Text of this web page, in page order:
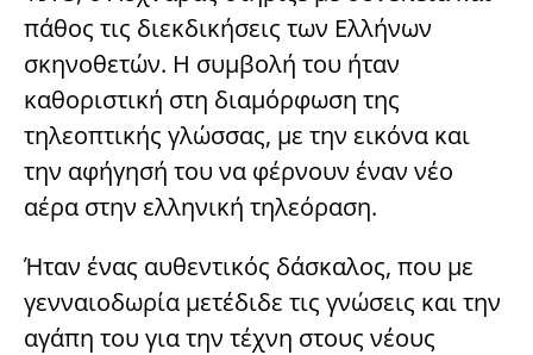
πάθος τις διεκδικήσεις των Ελλήνων
σκηνοθετών. Η συμβολή του ήταν
καθοριστική στη διαμόρφωση της
τηλεοπτικής γλώσσας, με την εικόνα και
την αφήγησή του να φέρνουν έναν νέο
αέρα στην ελληνική τηλεόραση.
Ήταν ένας αυθεντικός δάσκαλος, που με
γενναιοδωρία μετέδιδε τις γνώσεις και την
αγάπη του για την τέχνη στους νέους